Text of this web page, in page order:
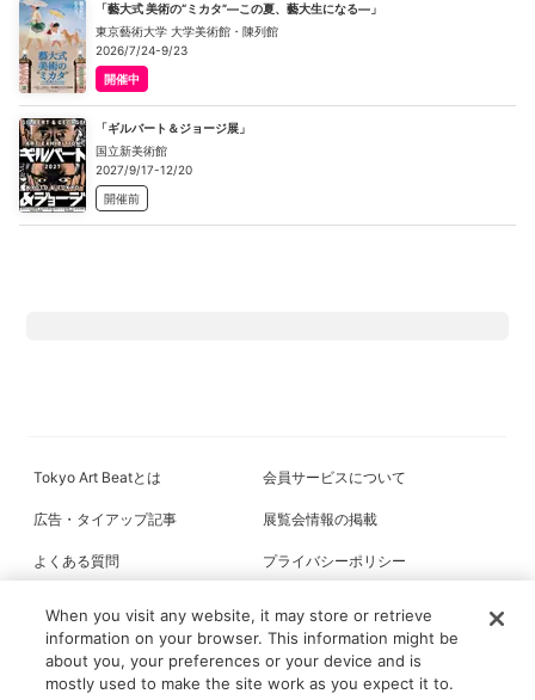
「藝大式 美術の“ミカタ”―この夏、藝大生になる―」
東京藝術大学 大学美術館・陳列館
2026/7/24-9/23
開催中
「ギルバート＆ジョージ展」
国立新美術館
2027/9/17-12/20
開催前
Tokyo Art Beatとは 会員サービスについて
広告・タイアップ記事 展覧会情報の掲載
よくある質問 プライバシーポリシー
When you visit any website, it may store or retrieve
information on your browser. This information might be
about you, your preferences or your device and is
mostly used to make the site work as you expect it to.